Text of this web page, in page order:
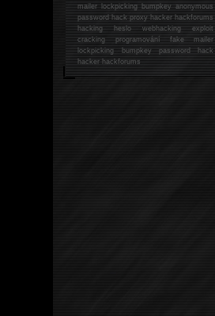
mailer lockpicking bumpkey anonymous
password hack proxy hacker hackforums
hacking heslo webhacking exploit
cracking programování fake mailer
lockpicking bumpkey password hack
hackerhackforums